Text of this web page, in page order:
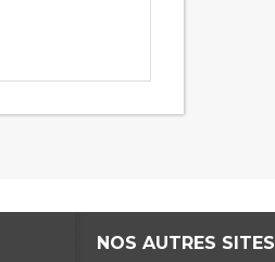
NOS AUTRES SITES